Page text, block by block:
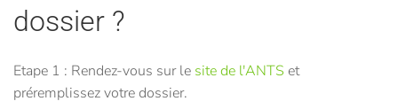
dossier ?
Etape 1 : Rendez-vous sur le site de l'ANTS et
préremplissez votre dossier.